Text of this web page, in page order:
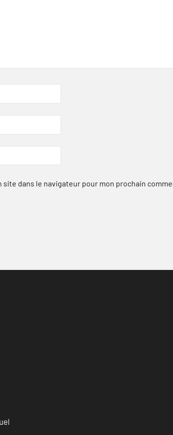
dans le navigateur pour mon prochain